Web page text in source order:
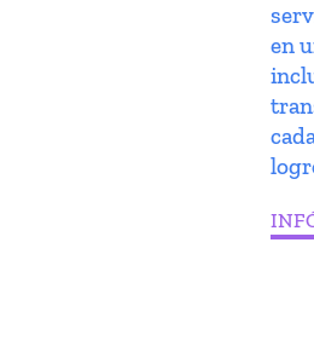
en